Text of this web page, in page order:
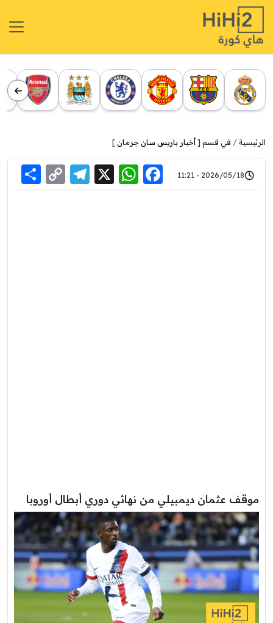
الرئيسية في قسم [ أخبار باريس سان جرمان ]
2026/05/18 - 11:21
Facebook
WhatsApp
X
Link
موقف عثمان ديمبيلي من نهائي دوري أبطال أوروبا